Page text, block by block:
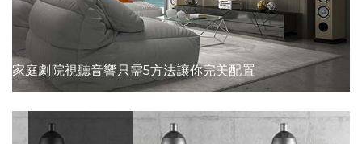
家庭劇院視聽音響只需5方法讓你完美配置